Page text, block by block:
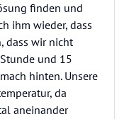
finden und
ihm wieder, dass
dass wir nicht
und 15
hinten. Unsere
da
aneinander